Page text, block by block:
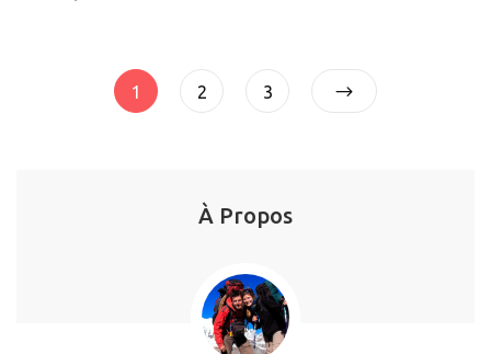
Pagination
Page
1 Page
2 Page
3
À Propos